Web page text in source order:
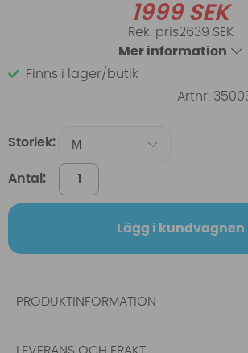
1999SEK
2639 SEK
Mer information
Finns i lager/butik
Artnr:
Storlek:
Antal:
Lägg i kundvagnen
PRODUKTINFORMATION